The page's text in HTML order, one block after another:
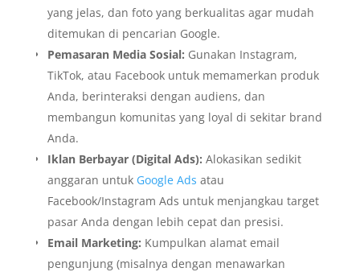
yang jelas, dan foto yang berkualitas agar mudah
ditemukan di pencarian Google.
Pemasaran Media Sosial: Gunakan Instagram,
TikTok, atau Facebook untuk memamerkan produk
Anda, berinteraksi dengan audiens, dan
membangun komunitas yang loyal di sekitar brand
Anda.
Iklan Berbayar (Digital Ads): Alokasikan sedikit
anggaran untuk Google Ads atau
Facebook/Instagram Ads untuk menjangkau target
pasar Anda dengan lebih cepat dan presisi.
Email Marketing: Kumpulkan alamat email
pengunjung (misalnya dengan menawarkan